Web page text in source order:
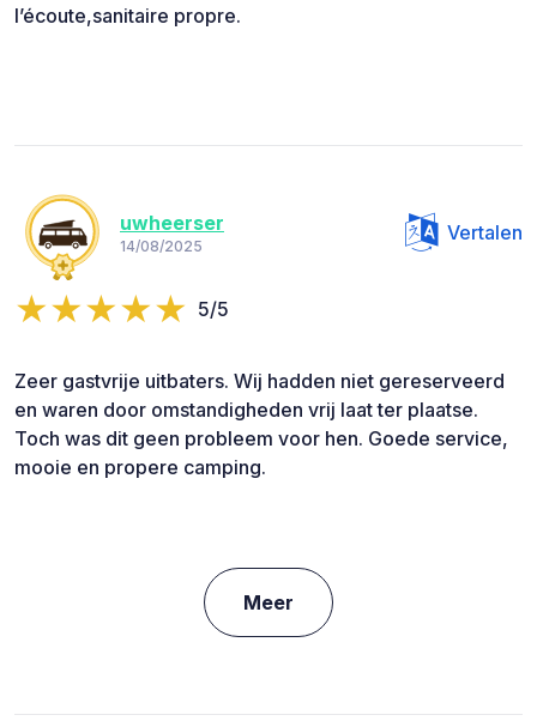
l’écoute,sanitaire propre.
uwheerser
14/08/2025
Vertalen
5/5
Zeer gastvrije uitbaters. Wij hadden niet gereserveerd
en waren door omstandigheden vrij laat ter plaatse.
Toch was dit geen probleem voor hen. Goede service,
mooie en propere camping.
Meer